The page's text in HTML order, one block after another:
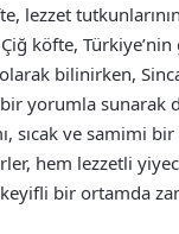
lezzet
köfte,
bilinirken,
yorumla sunarak
sıcak ve samimi
hem lezzetli
bir ortamda